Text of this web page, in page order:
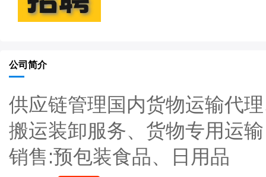
公司简介
供应链管理国内货物运输代
搬运装卸服务、货物专用运
销售:预包装食品、日用品